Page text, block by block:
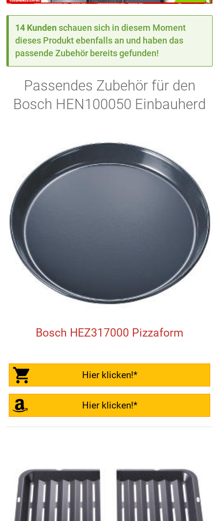
14 Kunden schauen sich in diesem Moment
dieses Produkt ebenfalls an und haben das
passende Zubehör bereits gefunden!
Passendes Zubehör für den
Bosch HEN100050 Einbauherd
Bosch HEZ317000 Pizzaform
Hier klicken!*
Hier klicken!*